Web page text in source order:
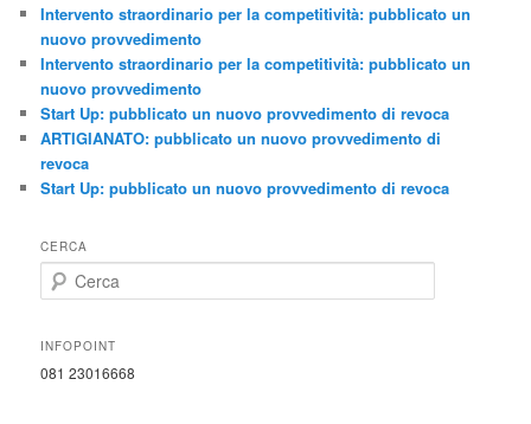
Intervento straordinario per la competitività: pubblicato un
nuovo provvedimento
Intervento straordinario per la competitività: pubblicato un
nuovo provvedimento
Start Up: pubblicato un nuovo provvedimento di revoca
ARTIGIANATO: pubblicato un nuovo provvedimento di
revoca
Start Up: pubblicato un nuovo provvedimento di revoca
CERCA
e
c
INFOPOINT
081 23016668